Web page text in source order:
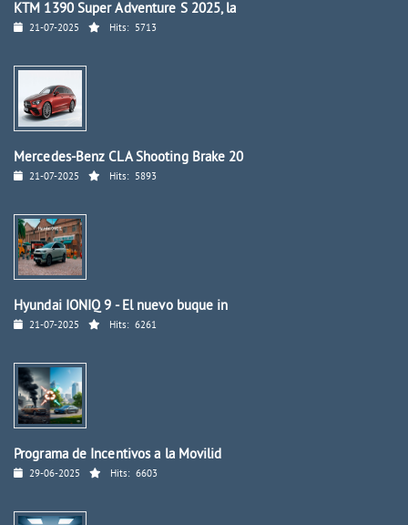
KTM 1390 Super Adventure S 2025, la
21-07-2025 Hits: 5713
Mercedes-Benz CLA Shooting Brake 20
21-07-2025 Hits: 5893
Hyundai IONIQ 9 - El nuevo buque in
21-07-2025 Hits: 6261
Programa de Incentivos a la Movilid
29-06-2025 Hits: 6603